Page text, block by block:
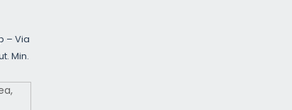
– Via
Min.